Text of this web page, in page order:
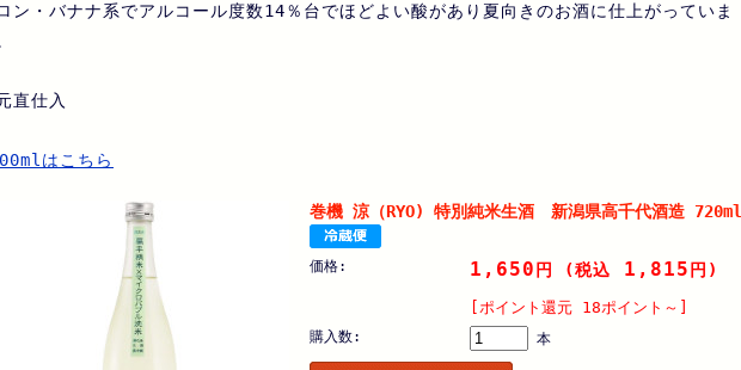
ン・バナナ系でアルコール度数14％台でほどよい酸があり夏向きのお酒に仕上がっていま
直仕入
はこちら
巻機 涼（RYO) 特別純米生酒 新潟県高千代酒造 720ml
価格: 1,650 円 (税込 1,815 円)
[ポイント還元 18ポイント～]
購入数: 本